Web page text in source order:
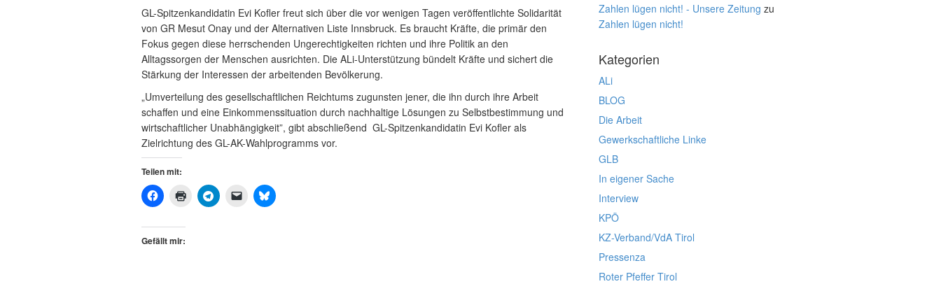
GL-Spitzenkandidatin Evi Kofler freut sich über die vor wenigen Tagen veröffentlichte Solidarität
von GR Mesut Onay und der Alternativen Liste Innsbruck. Es braucht Kräfte, die primär den
Fokus gegen diese herrschenden Ungerechtigkeiten richten und ihre Politik an den
Alltagssorgen der Menschen ausrichten. Die ALi-Unterstützung bündelt Kräfte und sichert die
Stärkung der Interessen der arbeitenden Bevölkerung.
„Umverteilung des gesellschaftlichen Reichtums zugunsten jener, die ihn durch ihre Arbeit
schaffen und eine Einkommenssituation durch nachhaltige Lösungen zu Selbstbestimmung und
wirtschaftlicher Unabhängigkeit”, gibt abschließend GL-Spitzenkandidatin Evi Kofler als
Zielrichtung des GL-AK-Wahlprogramms vor.
Teilen mit:
Gefällt mir:
Zahlen lügen nicht! - Unsere Zeitung zu
Zahlen lügen nicht!
Kategorien
ALi
BLOG
Die Arbeit
Gewerkschaftliche Linke
GLB
In eigener Sache
Interview
KPÖ
KZ-Verband/VdA Tirol
Pressenza
Roter Pfeffer Tirol